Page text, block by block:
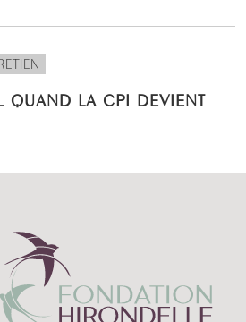
QUAND LA CPI DEVIENT